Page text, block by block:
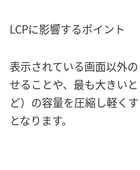
LCPに影響するポイント
表示されている画面以外
せることや、最も大きい
ど）の容量を圧縮し軽く
となります。